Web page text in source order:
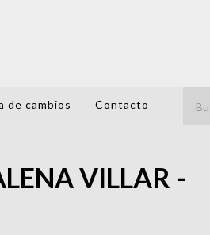
de cambios Contacto
VILLAR -